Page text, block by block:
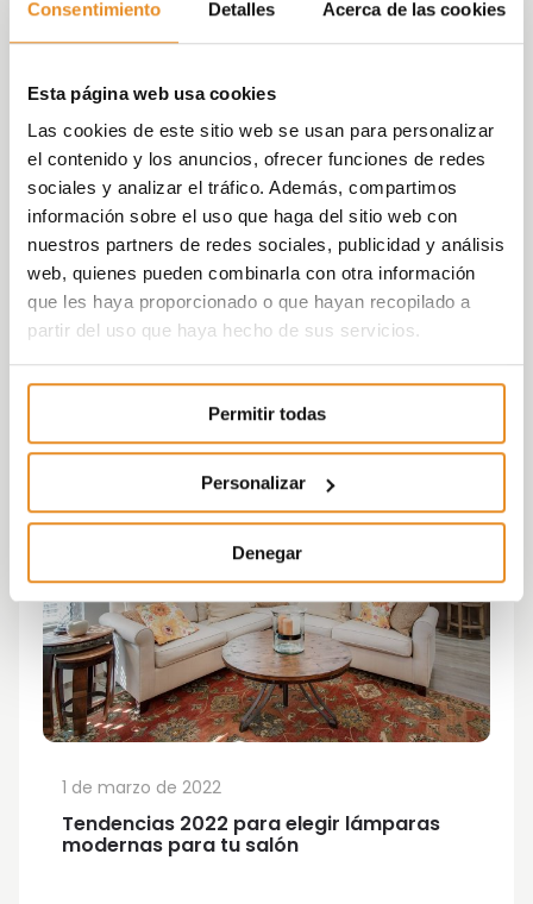
Consentimiento Detalles Acerca de las cookies
Esta página web usa cookies
Las cookies de este sitio web se usan para personalizar
el contenido y los anuncios, ofrecer funciones de redes
sociales y analizar el tráfico. Además, compartimos
información sobre el uso que haga del sitio web con
nuestros partners de redes sociales, publicidad y análisis
web, quienes pueden combinarla con otra información
que les haya proporcionado o que hayan recopilado a
partir del uso que haya hecho de sus servicios.
Permitir todas
Personalizar
Denegar
Tendencias 2022 para elegir lámparas
modernas para tu salón
1 de marzo de 2022